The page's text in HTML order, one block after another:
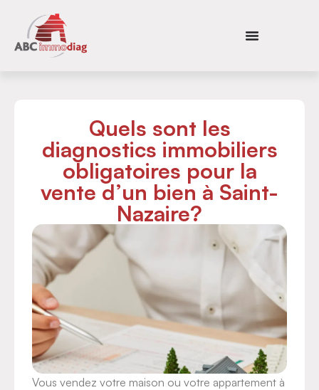
Quels sont les
diagnostics immobiliers
obligatoires pour la
vente d’un bien à Saint-
Nazaire?
Vous vendez votre maison ou votre appartement à